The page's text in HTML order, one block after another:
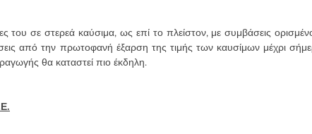
του σε στερεά καύσιμα, ως επί το πλείστον, με συμβάσεις
από την πρωτοφανή έξαρση της τιμής των καυσίμων μέχρι
θα καταστεί πιο έκδηλη.